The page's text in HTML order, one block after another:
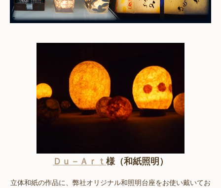
Ｄｕ－Ａｒｔ 様（和紙照明）
立体和紙の作品に、弊社オリジナル和照明台座をお使い戴いてお